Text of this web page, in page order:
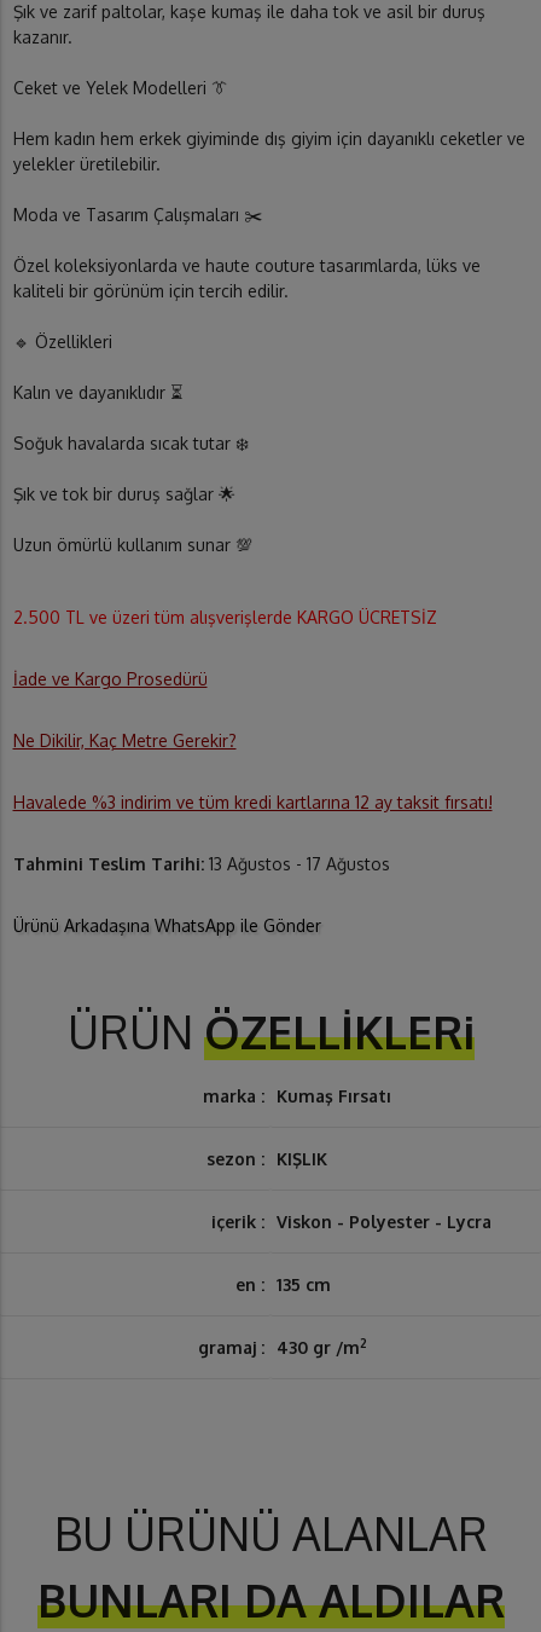
Şık ve zarif paltolar, kaşe kumaş ile daha tok ve asil bir duruş
kazanır.
Ceket ve Yelek Modelleri 👔
Hem kadın hem erkek giyiminde dış giyim için dayanıklı ceketler ve
yelekler üretilebilir.
Moda ve Tasarım Çalışmaları ✂️
Özel koleksiyonlarda ve haute couture tasarımlarda, lüks ve
kaliteli bir görünüm için tercih edilir.
🔹 Özellikleri
Kalın ve dayanıklıdır ⏳
Soğuk havalarda sıcak tutar ❄️
Şık ve tok bir duruş sağlar 🌟
Uzun ömürlü kullanım sunar 💯
2.500 TL ve üzeri tüm alışverişlerde KARGO ÜCRETSİZ
İade ve Kargo Prosedürü
Ne Dikilir, Kaç Metre Gerekir?
Havalede %3 indirim ve tüm kredi kartlarına 12 ay taksit fırsatı!
Tahmini Teslim Tarihi: 13 Ağustos - 17 Ağustos
Ürünü Arkadaşına WhatsApp ile Gönder
ÜRÜN ÖZELLİKLERi
marka : Kumaş Fırsatı
sezon : KIŞLIK
içerik : Viskon - Polyester - Lycra
en : 135 cm
gramaj : 430 gr /m2
BU ÜRÜNÜ ALANLAR
BUNLARI DA ALDILAR